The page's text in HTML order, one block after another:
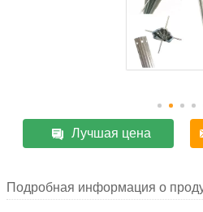
Лучшая цена
Подробная информация о